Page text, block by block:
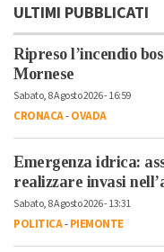
ULTIMI PUBBLICATI
Ripreso l’incendio
Mornese
Sabato, 8 Agosto 2026 - 16:59
CRONACA-OVADA
Emergenza idrica:
realizzare invasi
Sabato, 8 Agosto 2026 - 13:31
POLITICA-PIEMONTE